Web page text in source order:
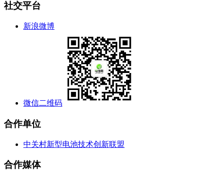
社交平台
新浪微博
微信二维码
合作单位
中关村新型电池技术创新联盟
合作媒体